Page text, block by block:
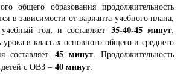
общего образования продолжительность
в зависимости от варианта учебного плана,
год, и составляет 35-40-45 минут.
в классах основного общего и среднего
составляет 45 минут. Продолжительность
детей с ОВЗ – 40 минут.